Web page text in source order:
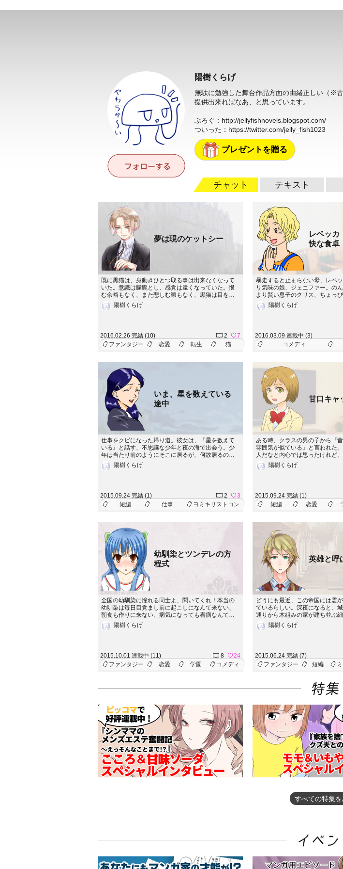
陽樹くらげ
無駄に勉強した舞台作品方面の由緒正しい（※
提供出来ればなあ、と思っています。
ぶろぐ： http://jellyfishnovels.blogspot.com/
ついった： https://twitter.com/jelly_fish1023
プレゼントを贈る
チャット テキスト
夢は現のケットシー
既に黒猫は、身動きひとつ取る事は出来なくなって
いた。意識は朦朧とし、感覚は遠くなっていた。恨
む余裕もなく、また悲しむ暇もなく、黒猫は目を閉
じた。次に目が覚めたのは、自分が元居た場所だっ
た。傍らには、死んだ自分の遺体が転がっていた。
猫のそれとは違う身体。人間のものだった。訳も分
からず歩いていると、黒猫はある人と出会う。黒猫
が夢現のうちに関わっていた青年だった。
陽樹くらげ
2016.02.26 完結 (10) 2
7
ファンタジー
恋愛 転生 猫
レベッカ
快な食卓
暴走すると止まらない母、レベ
リ気味の娘、ジェニファー。の
より賢い息子のクリス、ちょっ
な父、ジョージ。アレン家の食卓
す。くだらないけれど、一生懸
住んでいるかもしれません。
陽樹くらげ
2016.03.09 連載中 (3)
コメディ
いま、星を数えている
途中
仕事をクビになった帰り道。彼女は、『星を数えて
いる』と話す、不思議な少年と夜の海で出会う。少
年は当たり前のようにそこに居るが、何故居るの
か、いつから居るのか、細かい事情を何も語らな
い。そこには、隠された理由があって&hellip;&hellip;
陽樹くらげ
2015.09.24 完結 (1) 2
3
短編
仕事 ヨミキリストコン
甘口キャ
ある時、クラスの男の子から『
雰囲気が似ている』と言われた
人だなと内心では思ったけれど
いる空気はとても穏やかで、ふ
いそうな心地良さの中に、きっ
その猫に似ていたんじゃないかと
陽樹くらげ
2015.09.24 完結 (1)
短編
恋愛
幼馴染とツンデレの方
程式
全国の幼馴染に憧れる同士よ、聞いてくれ！本当の
幼馴染は毎日目覚まし前に起こしになんて来ない、
朝食も作りに来ない、病気になっても看病なんてし
てくれない、二人きりの時に良いカンジにもならな
ければ周囲から『夫婦漫才』なんて言われる程会話
所に『神の使い』を名乗る奴から手紙が届いて、意
味不明な試練を与えて来やがった！！【一週間後ま
でに、あなたの幼馴染に『べ、別にあんたの為じゃ
神の使いって奴は、余程あいつをツンデレにしたい
陽樹くらげ
2015.10.01 連載中 (11) 8
24
ファンタジー
恋愛 学園 コメディ
英雄と呼
どうにも最近、この帝国には霊
ているらしい。深夜になると、
通りから木組みの家が建ち並ぶ
革のブーツが踵を鳴らす音が聞
だ。民家の明かりも消える時間
騎士は、夜警中に物音を聞き、
&hellip;
陽樹くらげ
2015.06.24 完結 (7)
ファンタジー
短編
すべての特集を